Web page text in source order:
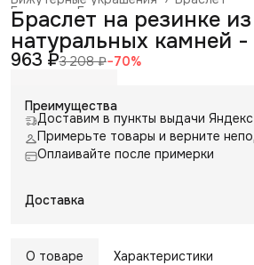
Галантерея и аксессуары ›
Главная ›
Браслет на резинке из
натуральных камней -
963 ₽3 208 ₽−70%
Преимущества
Доставим в пункты выдачи
Примерьте товары и верните
Оплаивайте после примерки
Доставка
О товаре Характеристики